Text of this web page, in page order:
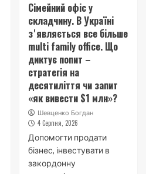
Сімейний офіс у
складчину. В Україні
зʼявляється все більше
multi family office. Що
диктує попит –
стратегія на
десятиліття чи запит
«як вивести $1 млн»?
Шевценко Богдан
4 Серпня, 2026
Допомогти продати
бізнес, інвестувати в
закордонну